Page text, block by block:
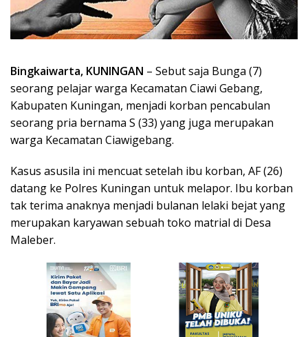
Bingkaiwarta, KUNINGAN – Sebut saja Bunga (7)
seorang pelajar warga Kecamatan Ciawi Gebang,
Kabupaten Kuningan, menjadi korban pencabulan
seorang pria bernama S (33) yang juga merupakan
warga Kecamatan Ciawigebang.
Kasus asusila ini mencuat setelah ibu korban, AF (26)
datang ke Polres Kuningan untuk melapor. Ibu korban
tak terima anaknya menjadi bulanan lelaki bejat yang
merupakan karyawan sebuah toko matrial di Desa
Maleber.